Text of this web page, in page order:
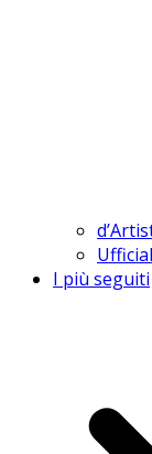
I più seguiti